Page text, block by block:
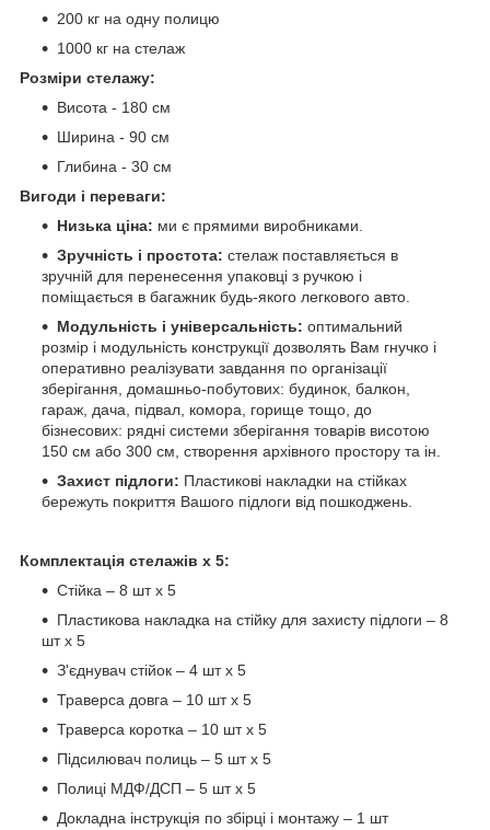
200 кг на одну полицю
1000 кг на стелаж
Розміри стелажу:
Висота - 180 см
Ширина - 90 см
Глибина - 30 см
Вигоди і переваги:
Низька ціна: ми є прямими виробниками.
Зручність і простота: стелаж поставляється в
зручній для перенесення упаковці з ручкою і
поміщається в багажник будь-якого легкового авто.
Модульність і універсальність: оптимальний
розмір і модульність конструкції дозволять Вам гнучко і
оперативно реалізувати завдання по організації
зберігання, домашньо-побутових: будинок, балкон,
гараж, дача, підвал, комора, горище тощо, до
бізнесових: рядні системи зберігання товарів висотою
150 см або 300 см, створення архівного простору та ін.
Захист підлоги: Пластикові накладки на стійках
бережуть покриття Вашого підлоги від пошкоджень.
Комплектація стелажів х 5:
Стійка – 8 шт х 5
Пластикова накладка на стійку для захисту підлоги – 8
шт х 5
З'єднувач стійок – 4 шт х 5
Траверса довга – 10 шт х 5
Траверса коротка – 10 шт х 5
Підсилювач полиць – 5 шт х 5
Полиці МДФ/ДСП – 5 шт х 5
Докладна інструкція по збірці і монтажу – 1 шт